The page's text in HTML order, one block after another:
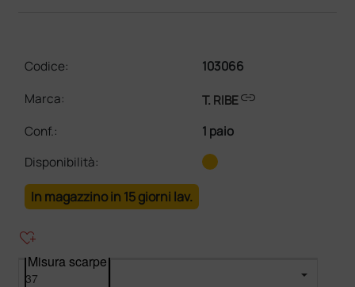
Codice:
103066
Marca:
T. RIBElink
Conf.:
1 paio
Disponibilità:
In magazzino in 15 giorni lav.
heart_plus
Misura scarpe